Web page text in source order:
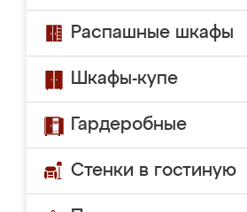
Распашные шкафы
Шкафы-купе
Гардеробные
Стенки в гостиную